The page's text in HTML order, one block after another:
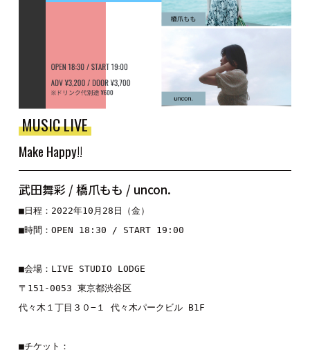
MUSIC LIVE
Make Happy!!
武田舞彩 / 橋爪もも / uncon.
■日程：2022年10月28日（金）
■時間：OPEN 18:30 / START 19:00
■会場：LIVE STUDIO LODGE
〒151-0053 東京都渋谷区
代々木１丁目３０−１ 代々木パークビル B1F
■チケット：